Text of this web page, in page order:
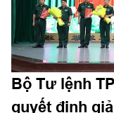
Bộ Tư lệnh
quyết định